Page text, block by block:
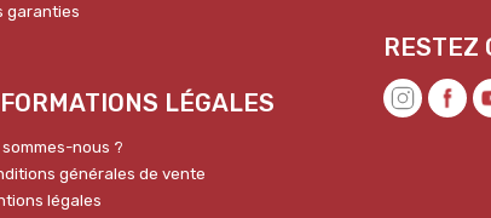
garanties
LÉGALES
sommes-nous ?
générales de vente
légales